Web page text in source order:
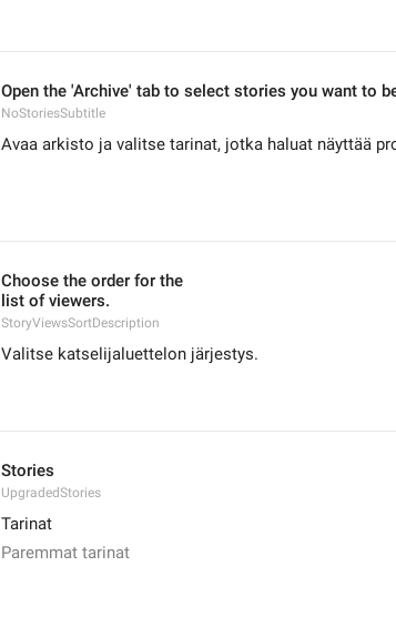
Open the 'Archive' tab to select stories you want to
NoStoriesSubtitle
Avaa arkisto ja valitse tarinat, jotka haluat näyttää
Choose the order for the
list of viewers.
StoryViewsSortDescription
Valitse katselijaluettelon järjestys.
Stories
UpgradedStories
Tarinat
Paremmat tarinat